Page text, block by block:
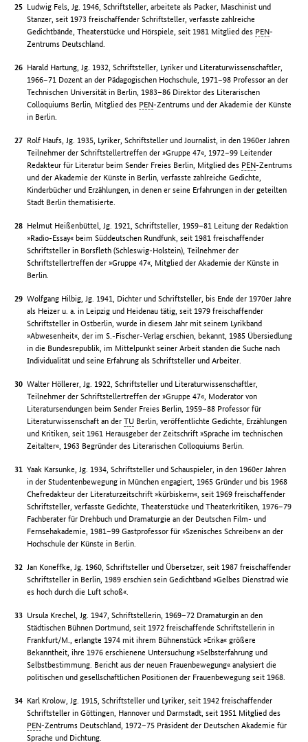
Ludwig Fels, Jg. 1946, Schriftsteller, arbeitete als Packer, Maschinist und
Stanzer, seit 1973 freischaffender Schriftsteller, verfasste zahlreiche
Gedichtbände, Theaterstücke und Hörspiele, seit 1981 Mitglied des PEN-
Zentrums Deutschland.
Harald Hartung, Jg. 1932, Schriftsteller, Lyriker und Literaturwissenschaftler,
1966–71 Dozent an der Pädagogischen Hochschule, 1971–98 Professor an der
Technischen Universität in Berlin, 1983–86 Direktor des Literarischen
Colloquiums Berlin, Mitglied des PEN-Zentrums und der Akademie der Künste
in Berlin.
Rolf Haufs, Jg. 1935, Lyriker, Schriftsteller und Journalist, in den 1960er Jahren
Teilnehmer der Schriftstellertreffen der »Gruppe 47«, 1972–99 Leitender
Redakteur für Literatur beim Sender Freies Berlin, Mitglied des PEN-Zentrums
und der Akademie der Künste in Berlin, verfasste zahlreiche Gedichte,
Kinderbücher und Erzählungen, in denen er seine Erfahrungen in der geteilten
Stadt Berlin thematisierte.
Helmut Heißenbüttel, Jg. 1921, Schriftsteller, 1959–81 Leitung der Redaktion
»Radio-Essay« beim Süddeutschen Rundfunk, seit 1981 freischaffender
Schriftsteller in Borsfleth (Schleswig-Holstein), Teilnehmer der
Schriftstellertreffen der »Gruppe 47«, Mitglied der Akademie der Künste in
Berlin.
Wolfgang Hilbig, Jg. 1941, Dichter und Schriftsteller, bis Ende der 1970er Jahre
als Heizer u. a. in Leipzig und Heidenau tätig, seit 1979 freischaffender
Schriftsteller in Ostberlin, wurde in diesem Jahr mit seinem Lyrikband
»Abwesenheit«, der im S.-Fischer-Verlag erschien, bekannt, 1985 Übersiedlung
in die Bundesrepublik, im Mittelpunkt seiner Arbeit standen die Suche nach
Individualität und seine Erfahrung als Schriftsteller und Arbeiter.
Walter Höllerer, Jg. 1922, Schriftsteller und Literaturwissenschaftler,
Teilnehmer der Schriftstellertreffen der »Gruppe 47«, Moderator von
Literatursendungen beim Sender Freies Berlin, 1959–88 Professor für
Literaturwissenschaft an derTU Berlin, veröffentlichte Gedichte, Erzählungen
und Kritiken, seit 1961 Herausgeber der Zeitschrift »Sprache im technischen
Zeitalter«, 1963 Begründer des Literarischen Colloquiums Berlin.
Yaak Karsunke, Jg. 1934, Schriftsteller und Schauspieler, in den 1960er Jahren
in der Studentenbewegung in München engagiert, 1965 Gründer und bis 1968
Chefredakteur der Literaturzeitschrift »kürbiskern«, seit 1969 freischaffender
Schriftsteller, verfasste Gedichte, Theaterstücke und Theaterkritiken, 1976–79
Fachberater für Drehbuch und Dramaturgie an der Deutschen Film- und
Fernsehakademie, 1981–99 Gastprofessor für »Szenisches Schreiben« an der
Hochschule der Künste in Berlin.
Jan Koneffke, Jg. 1960, Schriftsteller und Übersetzer, seit 1987 freischaffender
Schriftsteller in Berlin, 1989 erschien sein Gedichtband »Gelbes Dienstrad wie
es hoch durch die Luft schoß«.
Ursula Krechel, Jg. 1947, Schriftstellerin, 1969–72 Dramaturgin an den
Städtischen Bühnen Dortmund, seit 1972 freischaffende Schriftstellerin in
Frankfurt/M., erlangte 1974 mit ihrem Bühnenstück »Erika« größere
Bekanntheit, ihre 1976 erschienene Untersuchung »Selbsterfahrung und
Selbstbestimmung. Bericht aus der neuen Frauenbewegung« analysiert die
politischen und gesellschaftlichen Positionen der Frauenbewegung seit 1968.
Karl Krolow, Jg. 1915, Schriftsteller und Lyriker, seit 1942 freischaffender
Schriftsteller in Göttingen, Hannover und Darmstadt, seit 1951 Mitglied des
PEN-Zentrums Deutschland, 1972–75 Präsident der Deutschen Akademie für
Sprache und Dichtung.